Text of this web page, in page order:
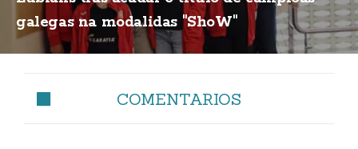
galegas na modalidas "ShoW"
COMENTARIOS